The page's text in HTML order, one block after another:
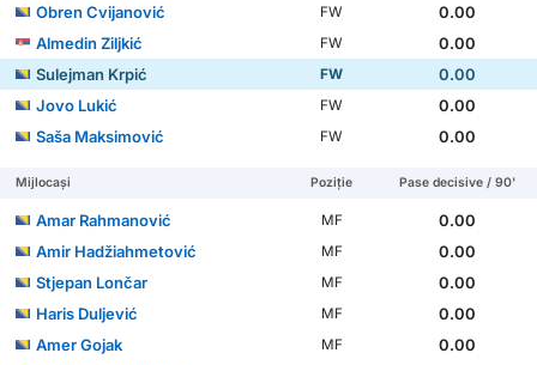
Obren Cvijanović
FW
0.00
Almedin Ziljkić
FW
0.00
Sulejman Krpić
FW
0.00
Jovo Lukić
FW
0.00
Saša Maksimović
FW 0.00
Mijlocași Poziție Pase decisive / 90'
Amar Rahmanović MF
0.00
Amir Hadžiahmetović
MF
0.00
Stjepan Lončar
MF
0.00
Haris Duljević
MF
0.00
Amer Gojak
MF
0.00